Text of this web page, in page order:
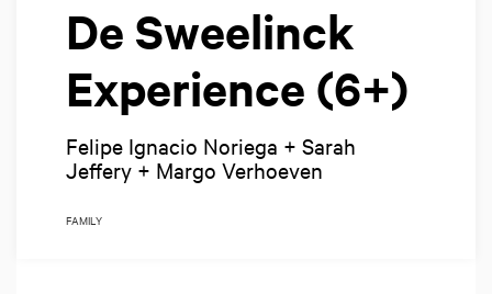
De Sweelinck
Experience (6+)
Felipe Ignacio Noriega + Sarah
Jeffery + Margo Verhoeven
FAMILY